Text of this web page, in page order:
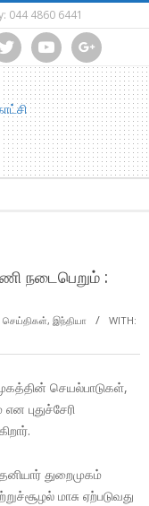
044 4860 6441
youtube google
நடைபெறும் :
, இந்தியா
WITH:
செயல்பாடுகள்,
புதுச்சேரி
துறைமுகம்
மாசு ஏற்படுவது